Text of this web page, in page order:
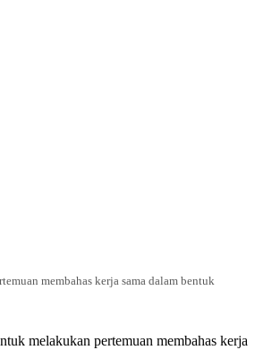
membahas kerja sama dalam bentuk
melakukan pertemuan membahas kerja